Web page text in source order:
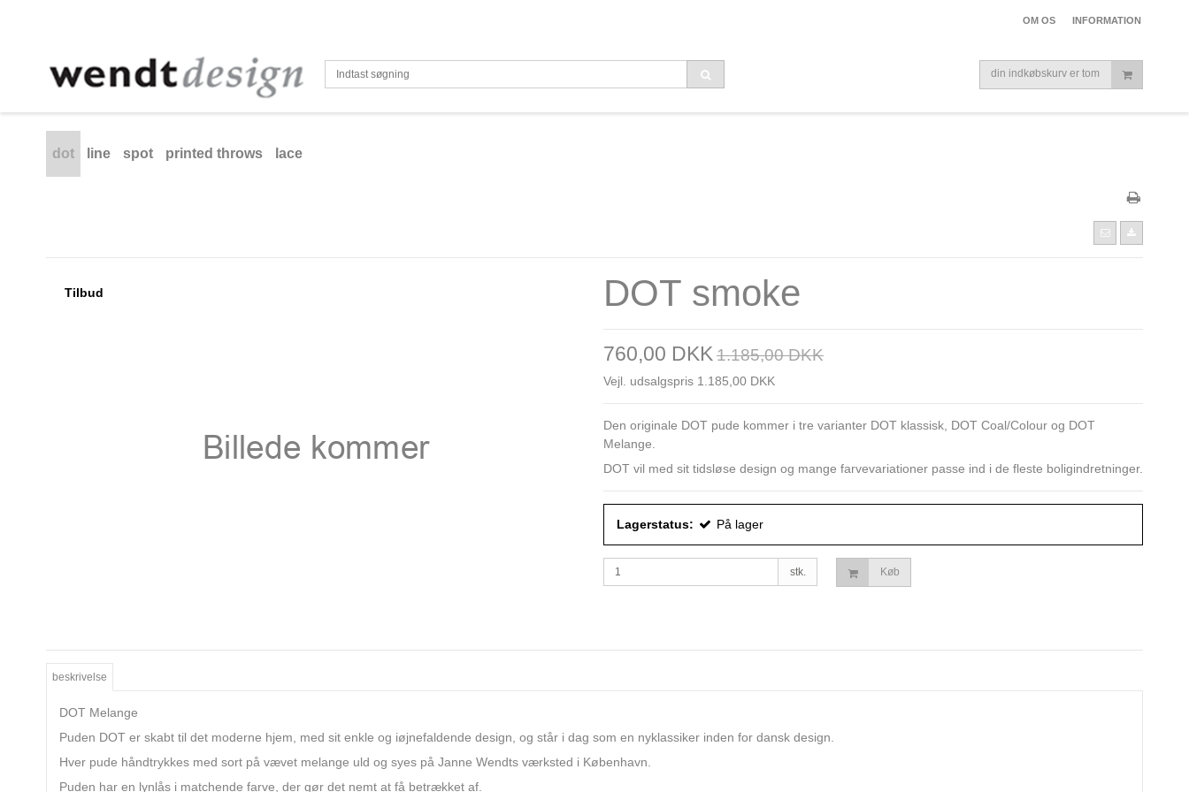
OM OS INFORMATION
din indkøbskurv er tom
dot line spot printed throws lace
Tilbud DOT smoke
760,00 DKK1.185,00 DKK
Vejl. udsalgspris 1.185,00 DKK
Den originale DOT pude kommer i tre varianter DOT klassisk, DOT Coal/Colour og DOT
Melange.
DOT vil med sit tidsløse design og mange farvevariationer passe ind i de fleste boligindretninger.
Lagerstatus: På lager
stk. Køb
beskrivelse
DOT Melange
Puden DOT er skabt til det moderne hjem, med sit enkle og iøjnefaldende design, og står i dag som en nyklassiker inden for dansk design.
Hver pude håndtrykkes med sort på vævet melange uld og syes på Janne Wendts værksted i København.
Puden har en lynlås i matchende farve, der gør det nemt at få betrækket af.